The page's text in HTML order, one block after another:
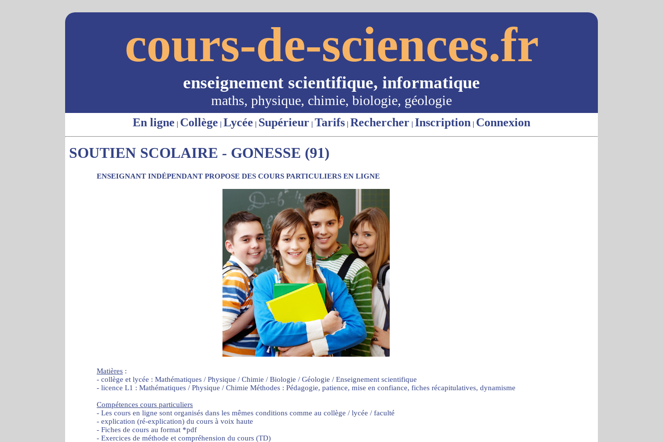
cours-de-sciences.fr
enseignement scientifique, informatique
maths, physique, chimie, biologie, géologie
En ligne | Collège | Lycée | Supérieur | Tarifs | Rechercher | Inscription | Connexion
SOUTIEN SCOLAIRE - GONESSE (91)
ENSEIGNANT INDÉPENDANT PROPOSE DES COURS PARTICULIERS EN LIGNE
Matières :
- collège et lycée : Mathématiques / Physique / Chimie / Biologie / Géologie / Enseignement scientifique
- licence L1 : Mathématiques / Physique / Chimie Méthodes : Pédagogie, patience, mise en confiance, fiches récapitulatives, dynamisme
Compétences cours particuliers
- Les cours en ligne sont organisés dans les mêmes conditions comme au collège / lycée / faculté
- explication (ré-explication) du cours à voix haute
- Fiches de cours au format *pdf
- Exercices de méthode et compréhension du cours (TD)